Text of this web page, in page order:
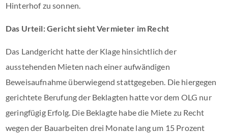
Hinterhof zu sonnen.
Das Urteil: Gericht sieht Vermieter im Recht
Das Landgericht hatte der Klage hinsichtlich der
ausstehenden Mieten nach einer aufwändigen
Beweisaufnahme überwiegend stattgegeben. Die hiergegen
gerichtete Berufung der Beklagten hatte vor dem OLG nur
geringfügig Erfolg. Die Beklagte habe die Miete zu Recht
wegen der Bauarbeiten drei Monate lang um 15 Prozent